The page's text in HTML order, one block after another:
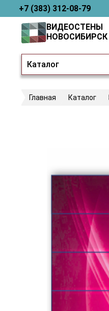
+7 (383) 312-08-79
Каталог
ВИДЕОСТЕНЫ
НОВОСИБИРСК
Главная Каталог